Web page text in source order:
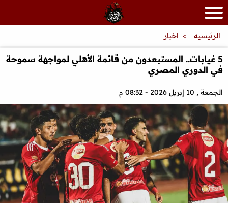
الرئيسيه اخبار
5 غيابات.. المستبعدون من قائمة الأهلي لمواجهة سموحة
في الدوري المصري
الجمعة , 10 إبريل 2026 - 08:32 م